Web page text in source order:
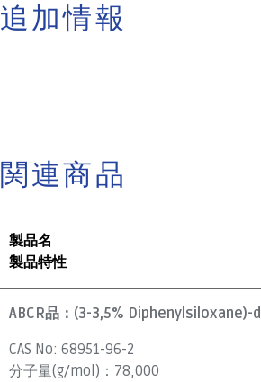
追加情報
関連商品
製品名
製品特性
ABCR品： (3-3,5%
CAS No: 68951-96-2
分子量(g/mol)： 78,000